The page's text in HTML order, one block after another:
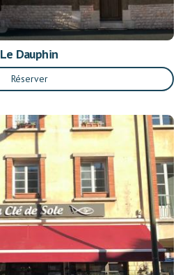
Le Dauphin
Réserver